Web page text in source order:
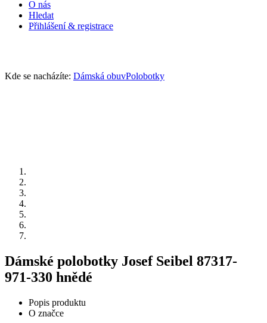
O nás
Hledat
Přihlášení & registrace
Kde se nacházíte: Dámská obuvPolobotky
Dámské polobotky Josef Seibel 87317-
971-330 hnědé
Popis produktu
O značce